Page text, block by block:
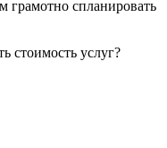
грамотно спланировать
стоимость услуг?